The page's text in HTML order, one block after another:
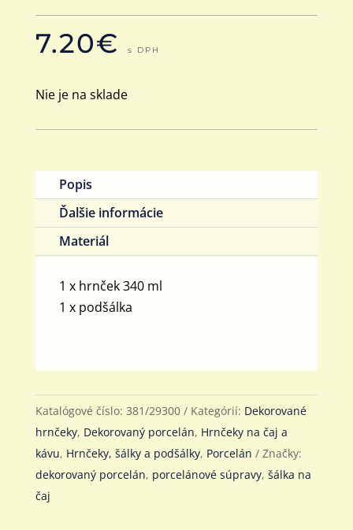
7.20€ s DPH
Nie je na sklade
Popis
Ďalšie informácie
Materiál
1 x hrnček 340 ml
1 x podšálka
Katalógové číslo: 381/29300 Kategórií: Dekorované
hrnčeky, Dekorovaný porcelán, Hrnčeky na čaj a
kávu, Hrnčeky, šálky a podšálky, Porcelán
Značky:
dekorovaný porcelán, porcelánové súpravy, šálka na
čaj